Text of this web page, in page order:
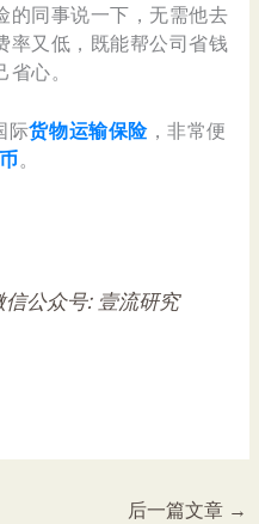
的同事说一下，无需他去
率又低，既能帮公司省钱
心。
际货物运输保险，非常便
。
公众号: 壹流研究
后一篇文章 →